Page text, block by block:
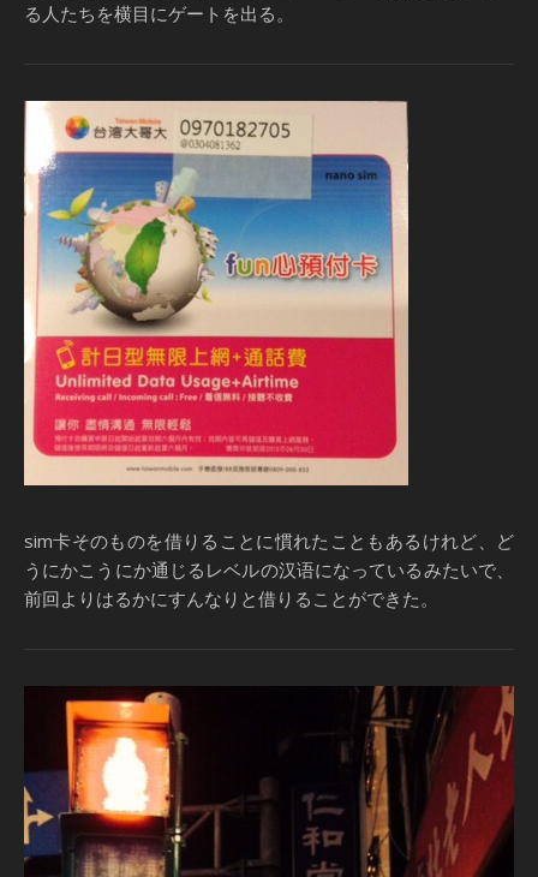
る人たちを横目にゲートを出る。
sim卡そのものを借りることに慣れたこともあるけれど、ど
うにかこうにか通じるレベルの汉语になっているみたいで、
前回よりはるかにすんなりと借りることができた。